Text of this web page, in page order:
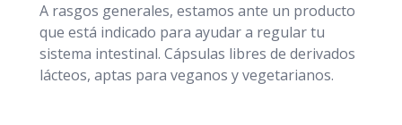
A rasgos generales, estamos ante un producto
que está indicado para ayudar a regular tu
sistema intestinal. Cápsulas libres de derivados
lácteos, aptas para veganos y vegetarianos.